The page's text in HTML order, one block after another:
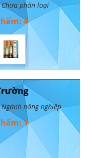
phân loại
4
nông nghiệp
1